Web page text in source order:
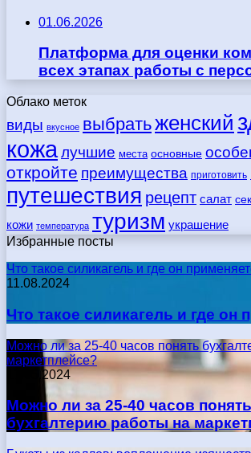
01.06.2026
Платформа для оценки
всех этапах работы с
Облако меток
виды вкусное выбратьженский
кожалучшие места основные
откройте преимущества приготовить
путешествия рецепт салат
кожи температура туризм украшение
Избранные посты
Что такое силикагель и где он
11.08.2024
Что такое силикагель и где он
Можно ли за 25-40 часов понять
маркетплейсе?
17.05.2024
Можно ли за 25-40 часов понять
бухгалтерию работы на